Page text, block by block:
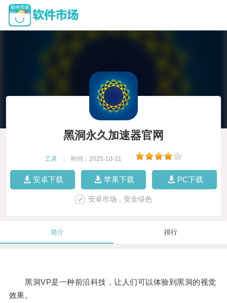
黑洞永久加速器官网
工具 时间：2025-10-31
安卓下载 苹果下载 PC下载
安卓市场，安全绿色
简介 排行
黑洞VP是一种前沿科技，让人们可以体验到黑洞的视觉
效果。